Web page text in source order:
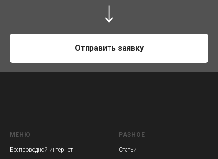
Отправить заявку
МЕНЮ
Беспроводной интернет
РАЗНОЕ
Статьи